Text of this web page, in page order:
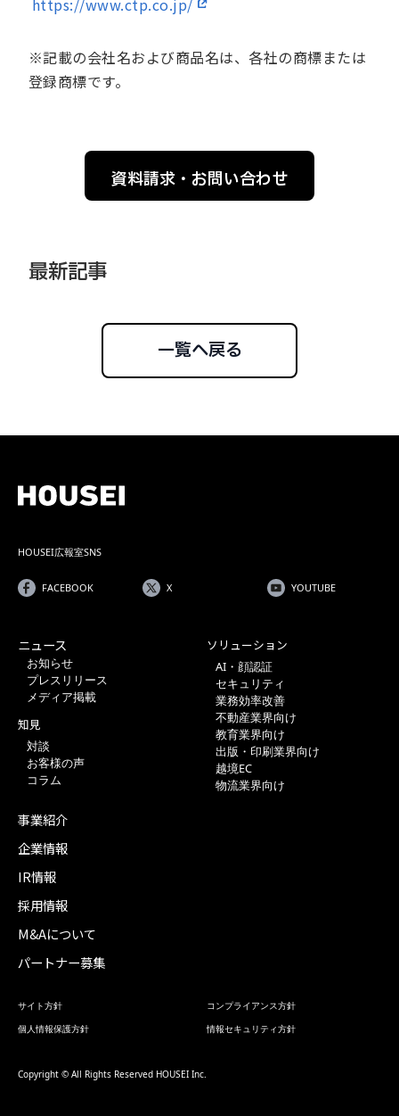
https://www.ctp.co.jp/
※記載の会社名および商品名は、各社の商標または
登録商標です。
資料請求・お問い合わせ
最新記事
一覧へ戻る
HOUSEI広報室SNS
FACEBOOK X YOUTUBE
ニュース
お知らせ
プレスリリース
メディア掲載
知見
対談
お客様の声
コラム
ソリューション
AI・顔認証
セキュリティ
業務効率改善
不動産業界向け
教育業界向け
出版・印刷業界向け
越境EC
物流業界向け
事業紹介
企業情報
IR情報
採用情報
M&Aについて
パートナー募集
サイト方針
コンプライアンス方針
個人情報保護方針
情報セキュリティ方針
Copyright © All Rights Reserved HOUSEI Inc.